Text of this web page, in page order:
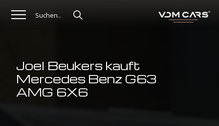
Joel Beukers kauft
Mercedes Benz G63
AMG 6X6